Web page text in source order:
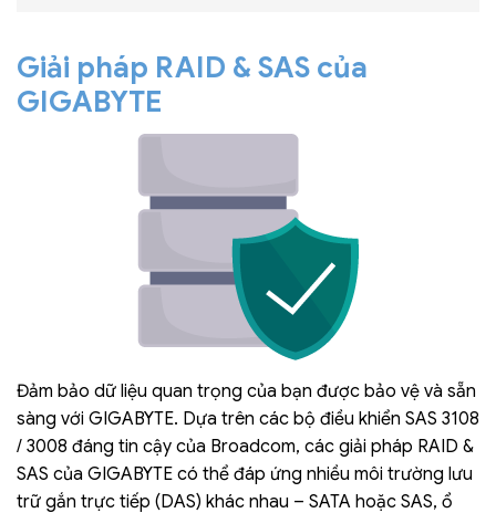
Giải pháp RAID & SAS của
GIGABYTE
Đảm bảo dữ liệu quan trọng của bạn được bảo vệ và sẵn
sàng với GIGABYTE. Dựa trên các bộ điều khiển SAS 3108
/ 3008 đáng tin cậy của Broadcom, các giải pháp RAID &
SAS của GIGABYTE có thể đáp ứng nhiều môi trường lưu
trữ gắn trực tiếp (DAS) khác nhau – SATA hoặc SAS, ổ